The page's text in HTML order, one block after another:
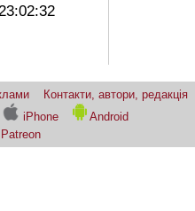
Контакти, автори, редакція
iPhone
Android
Patreon